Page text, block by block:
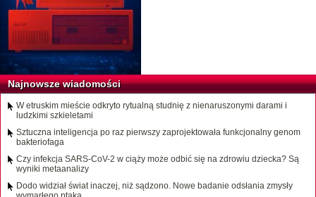
Najnowsze wiadomości
W etruskim mieście odkryto rytualną studnię z nienaruszonymi darami i
ludzkimi szkieletami
Sztuczna inteligencja po raz pierwszy zaprojektowała funkcjonalny genom
bakteriofaga
Czy infekcja SARS-CoV-2 w ciąży może odbić się na zdrowiu dziecka? Są
wyniki metaanalizy
Dodo widział świat inaczej, niż sądzono. Nowe badanie odsłania zmysły